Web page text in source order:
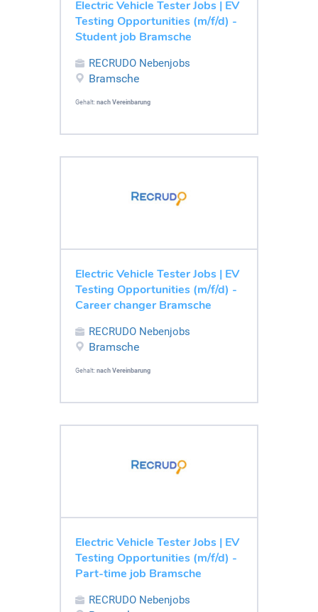
Electric Vehicle Tester Jobs | EV
Testing Opportunities (m/f/d) -
Student job Bramsche
RECRUDO Nebenjobs
Bramsche
Gehalt: nach Vereinbarung
Electric Vehicle Tester Jobs | EV
Testing Opportunities (m/f/d) -
Career changer Bramsche
RECRUDO Nebenjobs
Bramsche
Gehalt: nach Vereinbarung
Electric Vehicle Tester Jobs | EV
Testing Opportunities (m/f/d) -
Part-time job Bramsche
RECRUDO Nebenjobs